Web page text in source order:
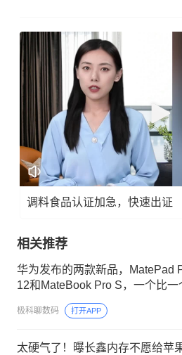
调料食品认证加急，快速出证
相关推荐
华为发布的两款新品，MatePad
12和MateBook Pro S，一个比一
极科聊数码 打开APP
太硬气了！曝长鑫内存不愿给苹